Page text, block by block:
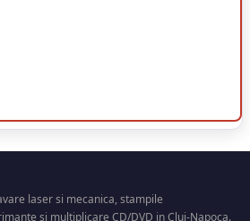
laser si mecanica, stampile
si multiplicare CD/DVD in Cluj-Napoca.